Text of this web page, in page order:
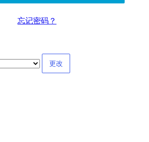
忘记密码？